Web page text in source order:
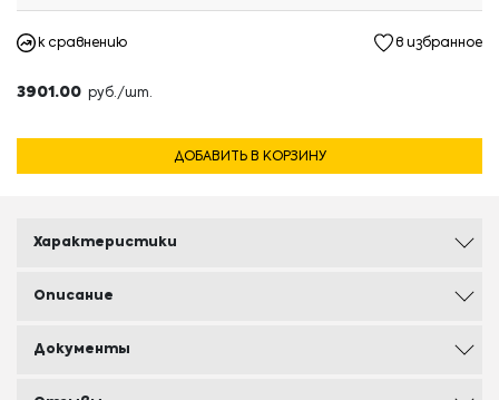
к сравнению в избранное
3901.00 руб./шт.
ДОБАВИТЬ В КОРЗИНУ
Характеристики
Описание
Документы